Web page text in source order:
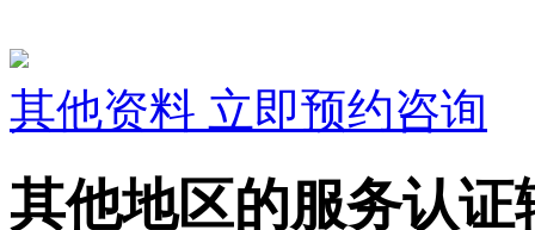
其他资料 立即预约咨询
其他地区的服务认证